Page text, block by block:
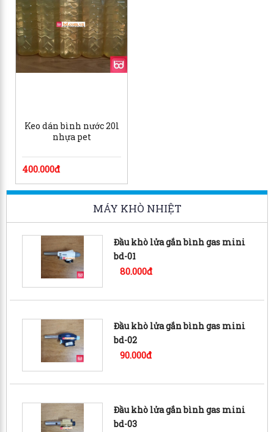
Keo dán bình nước 20l
nhựa pet
400.000đ
MÁY KHÒ NHIỆT
Đầu khò lửa gắn bình gas mini
bd-01
80.000đ
Đầu khò lửa gắn bình gas mini
bd-02
90.000đ
Đầu khò lửa gắn bình gas mini
bd-03